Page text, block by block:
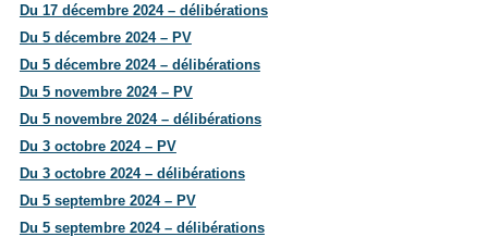
Du 17 décembre 2024 – délibérations
Du 5 décembre 2024 – PV
Du 5 décembre 2024 – délibérations
Du 5 novembre 2024 – PV
Du 5 novembre 2024 – délibérations
Du 3 octobre 2024 – PV
Du 3 octobre 2024 – délibérations
Du 5 septembre 2024 – PV
Du 5 septembre 2024 – délibérations